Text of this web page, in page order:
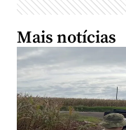
Mais notícias